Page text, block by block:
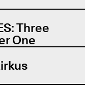
Three
One